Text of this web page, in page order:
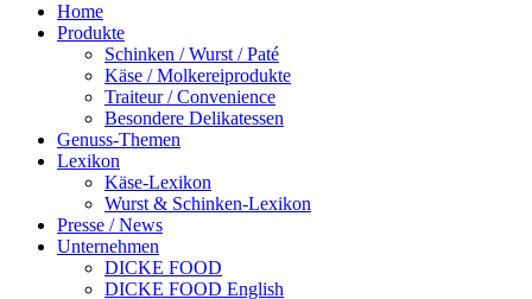
Home
Produkte
Schinken / Wurst / Paté
Käse / Molkereiprodukte
Traiteur / Convenience
Besondere Delikatessen
Genuss-Themen
Lexikon
Käse-Lexikon
Wurst & Schinken-Lexikon
Presse / News
Unternehmen
DICKE FOOD
DICKE FOOD English